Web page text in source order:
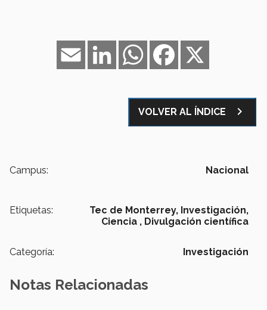
Facebook
WhatsApp
LinkedIn
Email
VOLVER AL ÍNDICE navigate_next
Campus: Nacional
Etiquetas: Tec de Monterrey, Investigación,
Ciencia , Divulgación científica
Categoría: Investigación
Notas Relacionadas